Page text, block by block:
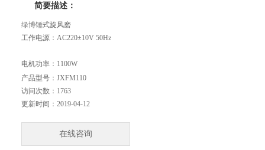
简要描述：
绿博锤式旋风磨
工作电源：AC220±10V 50Hz
电机功率：1100W
工作室直径：110mm
产品型号： JXFM110
访问次数： 1763
更新时间： 2019-04-12
在线咨询